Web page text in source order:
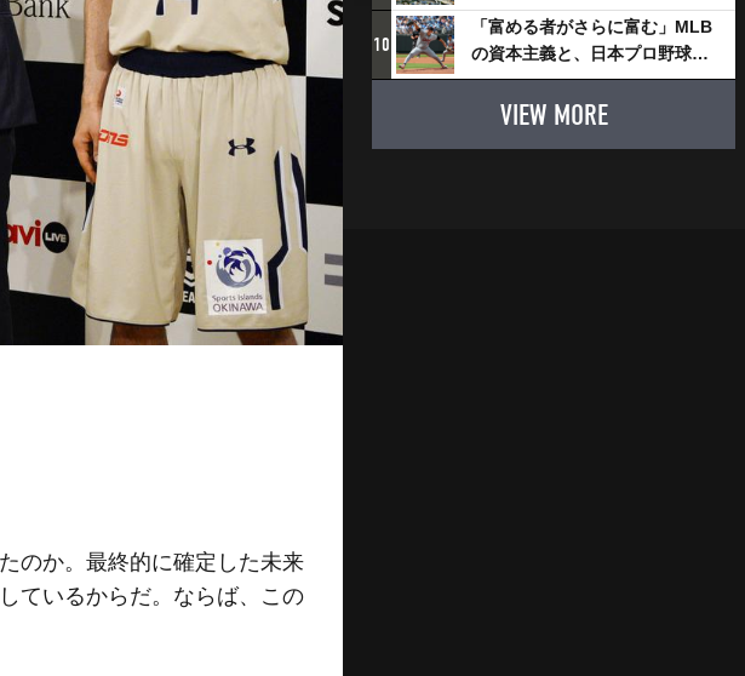
のか。最終的に確定した未来
ているからだ。ならば、この
とMUFGが“共創”し描く地域活
性化・社会価値創造の近未来図
とは
10
「富める者がさらに富む」MLB
の資本主義と、日本プロ野球が
踏み出せない一歩
VIEW MORE